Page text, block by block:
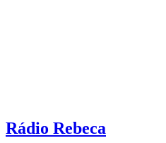
Rádio Rebeca